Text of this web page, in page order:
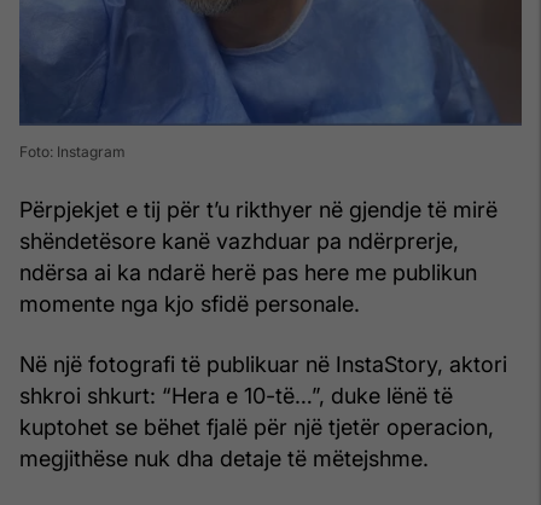
Foto: Instagram
Përpjekjet e tij për t’u rikthyer në gjendje të mirë
shëndetësore kanë vazhduar pa ndërprerje,
ndërsa ai ka ndarë herë pas here me publikun
momente nga kjo sfidë personale.
Në një fotografi të publikuar në InstaStory, aktori
shkroi shkurt: “Hera e 10-të…”, duke lënë të
kuptohet se bëhet fjalë për një tjetër operacion,
megjithëse nuk dha detaje të mëtejshme.